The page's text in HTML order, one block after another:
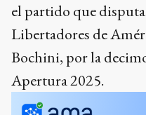
el partido que
Libertadores de
Bochini, por la
Apertura 2025.